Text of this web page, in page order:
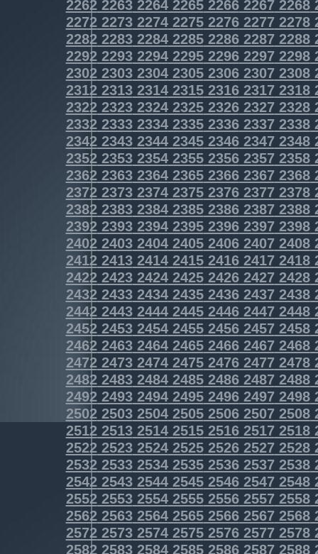
2262226322642265226622672268
2272227322742275227622772278
2282228322842285228622872288
2292229322942295229622972298
2302230323042305230623072308
2312231323142315231623172318
2322232323242325232623272328
2332233323342335233623372338
2342234323442345234623472348
2352235323542355235623572358
2362236323642365236623672368
2372237323742375237623772378
2382238323842385238623872388
2392239323942395239623972398
2402240324042405240624072408
2412241324142415241624172418
2422242324242425242624272428
2432243324342435243624372438
2442244324442445244624472448
2452245324542455245624572458
2462246324642465246624672468
2472247324742475247624772478
2482248324842485248624872488
2492249324942495249624972498
2502250325042505250625072508
2512251325142515251625172518
2522252325242525252625272528
2532253325342535253625372538
2542254325442545254625472548
2552255325542555255625572558
2562256325642565256625672568
2572257325742575257625772578
2582258325842585258625872588